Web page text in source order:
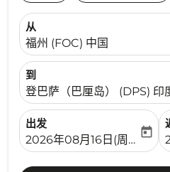
从
福州 (FOC) 中国
到
登巴萨（巴厘岛） (DPS) 印
出发
fc-booking-departure-
2026年08月16日(周日)
today